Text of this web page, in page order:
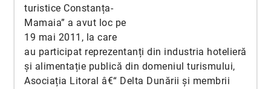
turistice Constanța-
Mamaia” a avut loc pe
19 mai 2011, la care
au participat reprezentanți din industria hotelieră
și alimentație publică din domeniul turismului,
Asociația Litoral â€“ Delta Dunării și membrii